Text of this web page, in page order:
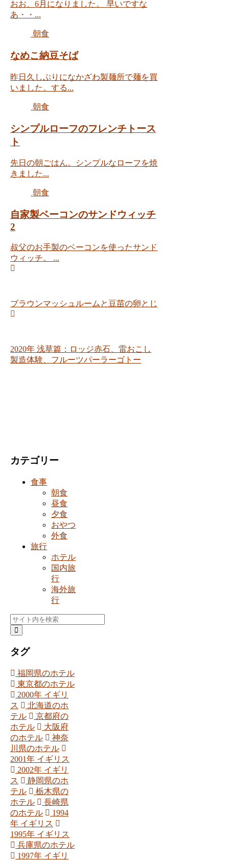
おお、6月になりました。 早いですな
あ・・...
朝食
なめこ納豆そば
昨日久しぶりになかざわ製麺所で麺を買
いました。する...
朝食
シンプルローフのフレンチトース
ト
先日の朝ごはん。シンプルなローフを焼
きました...
朝食
自家製ベーコンのサンドウィッチ
2
叔父のお手製のベーコンを使ったサンド
ウィッチ。 ...
ブラウンマッシュルームと豆苗の卵とじ
2020年 浅草篇：ロッジ赤石、雷おこし
製造体験、フルーツパーラーゴトー
カテゴリー
食事
朝食
昼食
夕食
おやつ
外食
旅行
ホテル
国内旅
行
海外旅
行
タグ
福岡県のホテル
東京都のホテル
2000年 イギリ
ス
北海道のホ
テル
京都府の
ホテル
大阪府
のホテル
神奈
川県のホテル
2001年 イギリス
2002年 イギリ
ス
静岡県のホ
テル
栃木県の
ホテル
長崎県
のホテル
1994
年 イギリス
1995年 イギリス
兵庫県のホテル
1997年 イギリ